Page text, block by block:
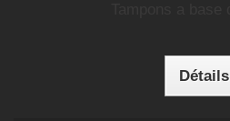
Détails